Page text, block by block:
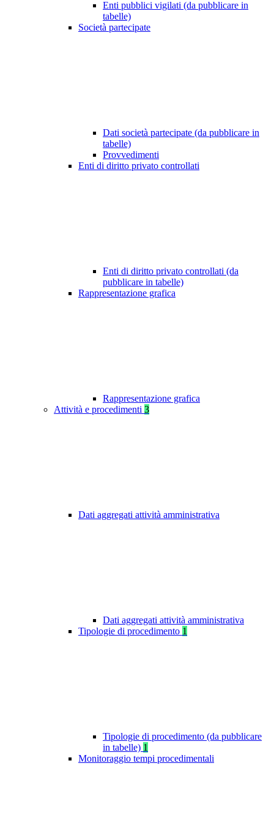
Enti pubblici vigilati (da pubblicare in
tabelle)
Società partecipate
Dati società partecipate (da pubblicare in
tabelle)
Provvedimenti
Enti di diritto privato controllati
Enti di diritto privato controllati (da
pubblicare in tabelle)
Rappresentazione grafica
Rappresentazione grafica
Attività e procedimenti 3
Dati aggregati attività amministrativa
Dati aggregati attività amministrativa
Tipologie di procedimento 1
Tipologie di procedimento (da pubblicare
in tabelle) 1
Monitoraggio tempi procedimentali